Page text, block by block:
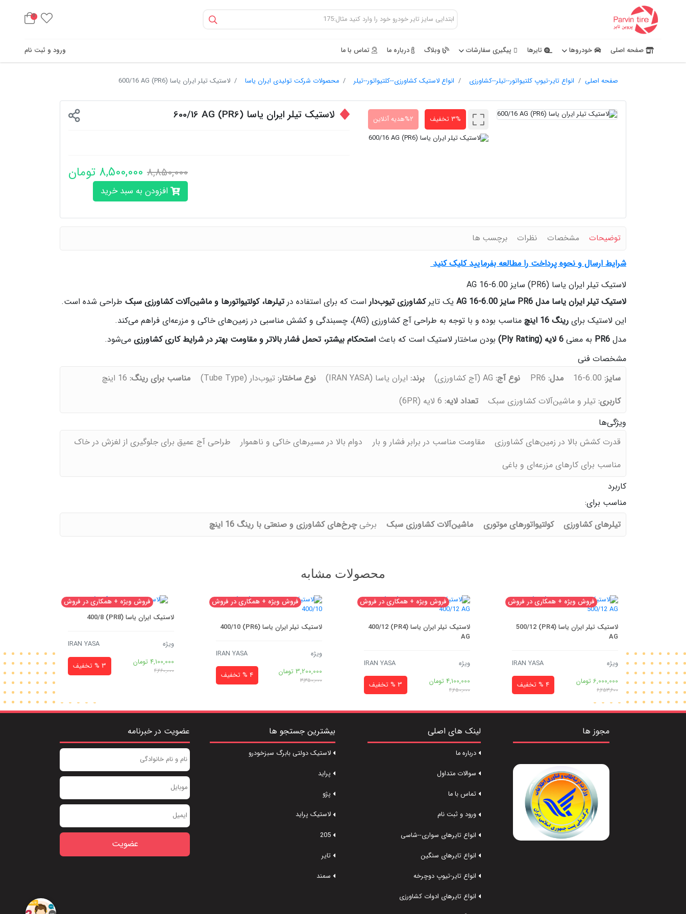
0
صفحه اصلی خودروها تایرها پیگیری سفارشات وبلاگ درباره ما تماس با ما ورود و ثبت نام
صفحه اصلی انواع تایر-تیوپ کلتیواتور--تیلر--کشاورزی انواع لاستیک کشاورزی--کلتیواتور--تیلر محصولات شرکت تولیدی ایران یاسا لاستیک تیلر ایران یاسا (PR6) 600/16 AG
۳% تخفیف ۲%هدیه آنلاین لاستیک تیلر ایران یاسا (PR6) 600/16 AG
8,850,000 8,500,000 تومان
افزودن به سبد خرید
توضیحات مشخصات نظرات برچسب ها
شرایط ارسال و نحوه پرداخت را مطالعه بفرمایید کلیک کنید
لاستیک تیلر ایران یاسا (PR6) سایز 6.00‑16 AG
لاستیک تیلر ایران یاسا مدل PR6 سایز 6.00‑16 AG
یک تایرکشاورزی تیوب‌دار است که برای استفاده درتیلرها، کولتیواتورها و ماشین‌آلات کشاورزی سبک طراحی شده است.
این لاستیک برای رینگ 16 اینچ
مناسب بوده و با توجه به طراحی آج کشاورزی (AG)، چسبندگی و کشش مناسبی در زمین‌های خاکی و مزرعه‌ای فراهم می‌کند.
مدل PR6 به معنی 6 لایه (Ply Rating) بودن ساختار لاستیک است که باعث استحکام بیشتر، تحمل فشار بالاتر و مقاومت بهتر در شرایط کاری کشاورزی می‌شود.
مشخصات فنی
سایز:
مدل: نوع آج:AG (آج کشاورزی) برند: ایران یاسا (IRAN YASA) نوع ساختار: تیوب‌دار (Tube Type) مناسب برای رینگ:16 اینچ
کاربری: تیلر و ماشین‌آلات کشاورزی سبک تعداد لایه:
ویژگی‌ها
قدرت کشش بالا در زمین‌های کشاورزی
مقاومت مناسب در برابر فشار و بار دوام بالا در مسیرهای خاکی و ناهموار
طراحی آج عمیق برای جلوگیری از لغزش در خاک
مناسب برای کارهای مزرعه‌ای و باغی
کاربرد
مناسب برای:
تیلرهای کشاورزی
کولتیواتورهای موتوری ماشین‌آلات کشاورزی سبک برخیچرخ‌های کشاورزی و صنعتی با رینگ 16 اینچ
محصولات مشابه
لاستیک تیلر ایران یاسا (PR4) 500/12
AG
ویژه
IRAN YASA
6,000,000 تومان
6,253,600 4 % تخفیف
فروش ویژه + همکاری در فروش
لاستیک تیلر ایران یاسا (PR4) 400/12
AG
ویژه
IRAN YASA
4,100,000 تومان
4,250,000 3 % تخفیف
فروش ویژه + همکاری در فروش
لاستیک تیلر ایران یاسا (PR6) 400/10
ویژه
IRAN YASA
3,200,000 تومان
3,350,000 4 % تخفیف
فروش ویژه + همکاری در فروش
لاستیک ایران یاسا (َPR8) 400/8
ویژه
IRAN YASA
4,100,000 تومان
4,260,000 3 % تخفیف
فروش ویژه + همکاری در فروش
ویژه
4,150,000
4,530,000
مجوز ها لینک های اصلی
درباره ما
سوالات متداول
تماس با ما
ورود و ثبت نام
انواع تایرهای سواری--شاسی
انواع تایرهای سنگین
انواع تایر-تیوپ دوچرخه
انواع تایرهای ادوات کشاورزی
بیشترین جستجو ها
لاستیک دولتی بابرگ سبزخودرو
پراید
پژو
لاستیک پراید
205
تایر
سمند
عضویت در خبرنامه
عضویت